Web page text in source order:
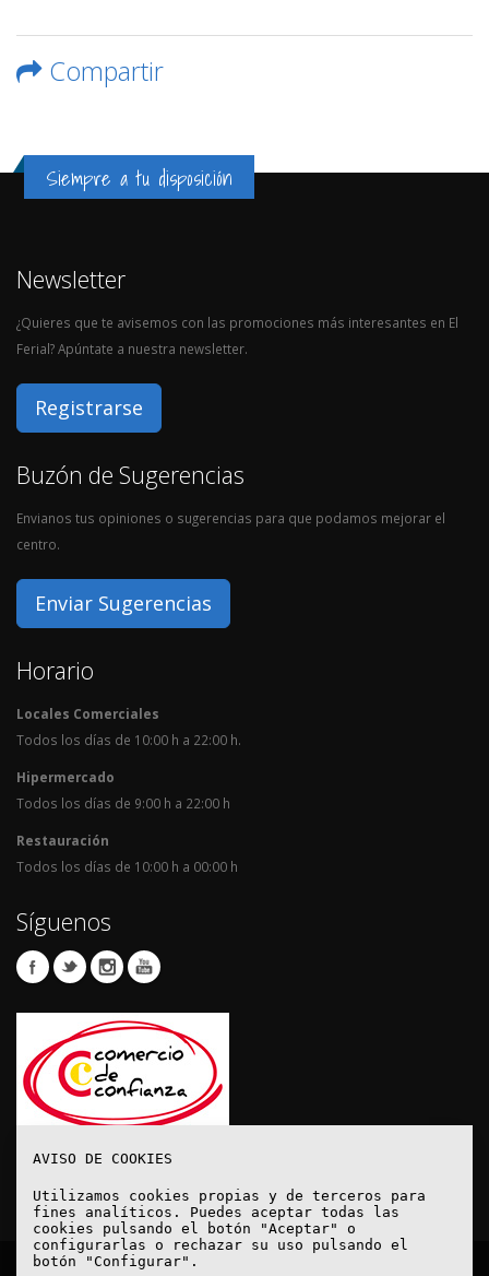
Compartir
Siempre a tu disposición
Newsletter
¿Quieres que te avisemos con las promociones más interesantes en El
Ferial? Apúntate a nuestra newsletter.
Registrarse
Buzón de Sugerencias
Envianos tus opiniones o sugerencias para que podamos mejorar el
centro.
Enviar Sugerencias
Horario
Locales Comerciales
Todos los días de 10:00 h a 22:00 h.
Hipermercado
Todos los días de 9:00 h a 22:00 h
Restauración
Todos los días de 10:00 h a 00:00 h
Síguenos
AVISO DE COOKIES
Utilizamos cookies propias y de terceros para
fines analíticos. Puedes aceptar todas las
cookies pulsando el botón "Aceptar" o
configurarlas o rechazar su uso pulsando el
botón "Configurar".